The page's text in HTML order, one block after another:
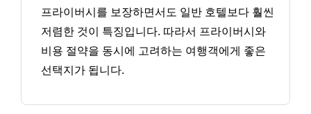
프라이버시를 보장하면서도 일반 호텔보다 훨씬
저렴한 것이 특징입니다. 따라서 프라이버시와
비용 절약을 동시에 고려하는 여행객에게 좋은
선택지가 됩니다.